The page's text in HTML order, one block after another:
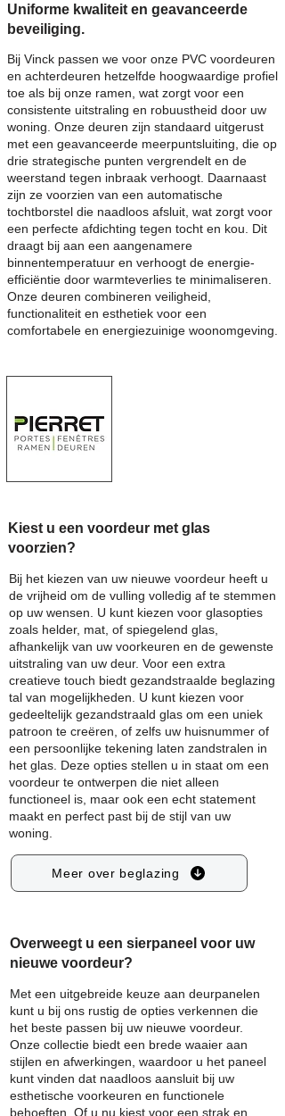
Uniforme kwaliteit en geavanceerde
beveiliging.
Bij Vinck passen we voor onze PVC voordeuren
en achterdeuren hetzelfde hoogwaardige profiel
toe als bij onze ramen, wat zorgt voor een
consistente uitstraling en robuustheid door uw
woning. Onze deuren zijn standaard uitgerust
met een geavanceerde meerpuntsluiting, die op
drie strategische punten vergrendelt en de
weerstand tegen inbraak verhoogt. Daarnaast
zijn ze voorzien van een automatische
tochtborstel die naadloos afsluit, wat zorgt voor
een perfecte afdichting tegen tocht en kou. Dit
draagt bij aan een aangenamere
binnentemperatuur en verhoogt de energie-
efficiëntie door warmteverlies te minimaliseren.
Onze deuren combineren veiligheid,
functionaliteit en esthetiek voor een
comfortabele en energiezuinige woonomgeving.
Kiest u een voordeur met glas
voorzien?
Bij het kiezen van uw nieuwe voordeur heeft u
de vrijheid om de vulling volledig af te stemmen
op uw wensen. U kunt kiezen voor glasopties
zoals helder, mat, of spiegelend glas,
afhankelijk van uw voorkeuren en de gewenste
uitstraling van uw deur. Voor een extra
creatieve touch biedt gezandstraalde beglazing
tal van mogelijkheden. U kunt kiezen voor
gedeeltelijk gezandstraald glas om een uniek
patroon te creëren, of zelfs uw huisnummer of
een persoonlijke tekening laten zandstralen in
het glas. Deze opties stellen u in staat om een
voordeur te ontwerpen die niet alleen
functioneel is, maar ook een echt statement
maakt en perfect past bij de stijl van uw
woning.
Meer over beglazing
Overweegt u een sierpaneel voor uw
nieuwe voordeur?
Met een uitgebreide keuze aan deurpanelen
kunt u bij ons rustig de opties verkennen die
het beste passen bij uw nieuwe voordeur.
Onze collectie biedt een brede waaier aan
stijlen en afwerkingen, waardoor u het paneel
kunt vinden dat naadloos aansluit bij uw
esthetische voorkeuren en functionele
behoeften. Of u nu kiest voor een strak en